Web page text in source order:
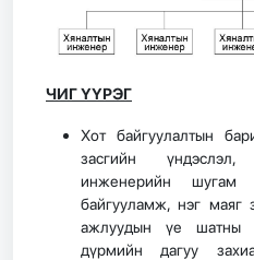
ЧИГ ҮҮРЭГ
Хот байгуулалтын
засгийн
инженерийн шугам
байгууламж, нэг маяг
ажлуудын үе шатны
дүрмийн дагуу